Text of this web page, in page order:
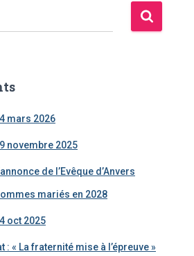
mars 2026
novembre 2025
de l’Evêque d’Anvers
mariés en 2028
oct 2025
: « La fraternité mise à l’épreuve »